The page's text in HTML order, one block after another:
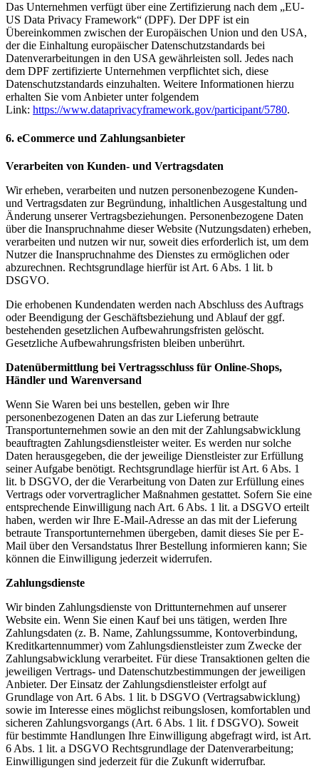
Das Unternehmen verfügt über eine Zertifizierung nach dem „EU-
US Data Privacy Framework“ (DPF). Der DPF ist ein
Übereinkommen zwischen der Europäischen Union und den USA,
der die Einhaltung europäischer Datenschutzstandards bei
Datenverarbeitungen in den USA gewährleisten soll. Jedes nach
dem DPF zertifizierte Unternehmen verpflichtet sich, diese
Datenschutzstandards einzuhalten. Weitere Informationen hierzu
erhalten Sie vom Anbieter unter folgendem
Link: https://www.dataprivacyframework.gov/participant/5780.
6. eCommerce und Zahlungsanbieter
Verarbeiten von Kunden- und Vertragsdaten
Wir erheben, verarbeiten und nutzen personenbezogene Kunden-
und Vertragsdaten zur Begründung, inhaltlichen Ausgestaltung und
Änderung unserer Vertragsbeziehungen. Personenbezogene Daten
über die Inanspruchnahme dieser Website (Nutzungsdaten) erheben,
verarbeiten und nutzen wir nur, soweit dies erforderlich ist, um dem
Nutzer die Inanspruchnahme des Dienstes zu ermöglichen oder
abzurechnen. Rechtsgrundlage hierfür ist Art. 6 Abs. 1 lit. b
DSGVO.
Die erhobenen Kundendaten werden nach Abschluss des Auftrags
oder Beendigung der Geschäftsbeziehung und Ablauf der ggf.
bestehenden gesetzlichen Aufbewahrungsfristen gelöscht.
Gesetzliche Aufbewahrungsfristen bleiben unberührt.
Datenübermittlung bei Vertragsschluss für Online-Shops,
Händler und Warenversand
Wenn Sie Waren bei uns bestellen, geben wir Ihre
personenbezogenen Daten an das zur Lieferung betraute
Transportunternehmen sowie an den mit der Zahlungsabwicklung
beauftragten Zahlungsdienstleister weiter. Es werden nur solche
Daten herausgegeben, die der jeweilige Dienstleister zur Erfüllung
seiner Aufgabe benötigt. Rechtsgrundlage hierfür ist Art. 6 Abs. 1
lit. b DSGVO, der die Verarbeitung von Daten zur Erfüllung eines
Vertrags oder vorvertraglicher Maßnahmen gestattet. Sofern Sie eine
entsprechende Einwilligung nach Art. 6 Abs. 1 lit. a DSGVO erteilt
haben, werden wir Ihre E-Mail-Adresse an das mit der Lieferung
betraute Transportunternehmen übergeben, damit dieses Sie per E-
Mail über den Versandstatus Ihrer Bestellung informieren kann; Sie
können die Einwilligung jederzeit widerrufen.
Zahlungsdienste
Wir binden Zahlungsdienste von Drittunternehmen auf unserer
Website ein. Wenn Sie einen Kauf bei uns tätigen, werden Ihre
Zahlungsdaten (z. B. Name, Zahlungssumme, Kontoverbindung,
Kreditkartennummer) vom Zahlungsdienstleister zum Zwecke der
Zahlungsabwicklung verarbeitet. Für diese Transaktionen gelten die
jeweiligen Vertrags- und Datenschutzbestimmungen der jeweiligen
Anbieter. Der Einsatz der Zahlungsdienstleister erfolgt auf
Grundlage von Art. 6 Abs. 1 lit. b DSGVO (Vertragsabwicklung)
sowie im Interesse eines möglichst reibungslosen, komfortablen und
sicheren Zahlungsvorgangs (Art. 6 Abs. 1 lit. f DSGVO). Soweit
für bestimmte Handlungen Ihre Einwilligung abgefragt wird, ist Art.
6 Abs. 1 lit. a DSGVO Rechtsgrundlage der Datenverarbeitung;
Einwilligungen sind jederzeit für die Zukunft widerrufbar.